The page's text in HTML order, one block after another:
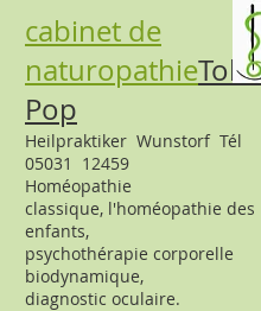
cabinet de
naturopathie
Pop
Heilpraktiker Wunstorf Tél
05031 12459
Homéopathie
classique, l'homéopathie des
enfants,
psychothérapie corporelle
biodynamique,
diagnostic oculaire.